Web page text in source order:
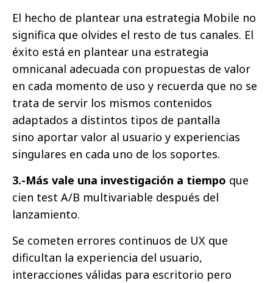
El hecho de plantear una estrategia Mobile no
significa que olvides el resto de tus canales. El
éxito está en plantear una estrategia
omnicanal adecuada con propuestas de valor
en cada momento de uso y recuerda que no se
trata de servir los mismos contenidos
adaptados a distintos tipos de pantalla
sino aportar valor al usuario y experiencias
singulares en cada uno de los soportes.
3.-Más vale una investigación a tiempo que
cien test A/B multivariable después del
lanzamiento.
Se cometen errores continuos de UX que
dificultan la experiencia del usuario,
interacciones válidas para escritorio pero